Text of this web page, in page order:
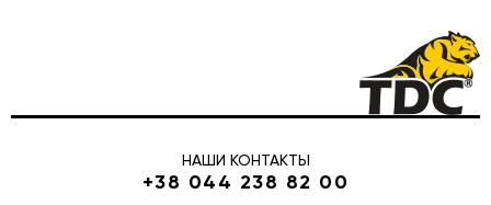
НАШИ КОНТАКТЫ
+38 044 238 82 00